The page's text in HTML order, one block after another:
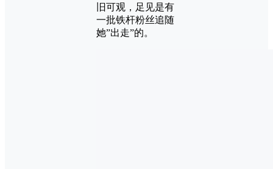
旧可观，足见是有
一批铁杆粉丝追随
她”出走”的。